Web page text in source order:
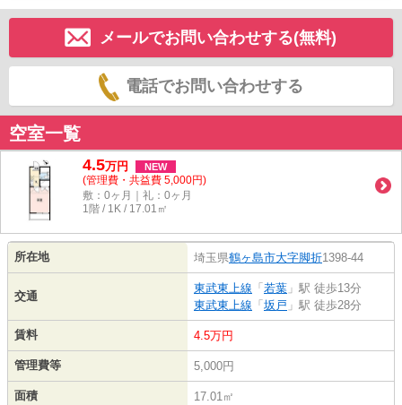
メールでお問い合わせする(無料)
電話でお問い合わせする
空室一覧
4.5万円 NEW
(管理費・共益費 5,000円)
敷：0ヶ月｜礼：0ヶ月
1階 / 1K / 17.01㎡
所在地 埼玉県鶴ヶ島市大字脚折1398-44
交通
東武東上線 「 若葉 」駅 徒歩13分
東武東上線 「 坂戸 」駅 徒歩28分
賃料 4.5万円
管理費等 5,000円
面積 17.01㎡